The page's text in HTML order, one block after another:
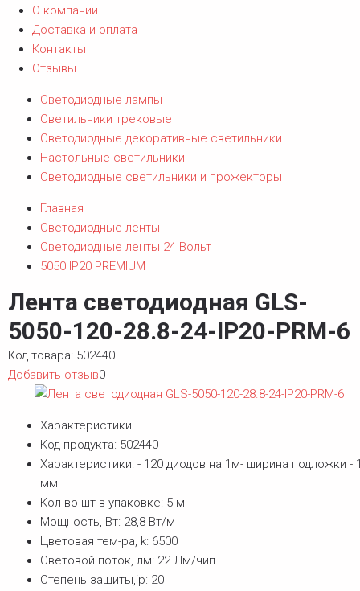
О компании
Доставка и оплата
Контакты
Отзывы
Светодиодные лампы
Светильники трековые
Светодиодные декоративные светильники
Настольные светильники
Светодиодные светильники и прожекторы
Главная
Светодиодные ленты
Светодиодные ленты 24 Вольт
5050 IP20 PREMIUM
Лента светодиодная GLS-
5050-120-28.8-24-IP20-PRM-6
Код товара: 502440
Добавить отзыв0
Характеристики
Код продукта: 502440
Характеристики: - 120 диодов на 1м- ширина подложки -
мм
Кол-во шт в упаковке: 5 м
Мощность, Вт: 28,8 Вт/м
Цветовая тем-ра, k: 6500
Световой поток, лм: 22 Лм/чип
Степень защиты,ip: 20